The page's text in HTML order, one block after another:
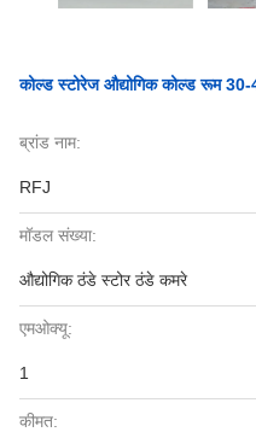
कोल्ड स्टोरेज औद्योगिक कोल्ड रूम
ब्रांड नाम:
RFJ
मॉडल संख्या:
औद्योगिक ठंडे स्टोर ठंडे कमरे
एमओक्यू:
1
कीमत: